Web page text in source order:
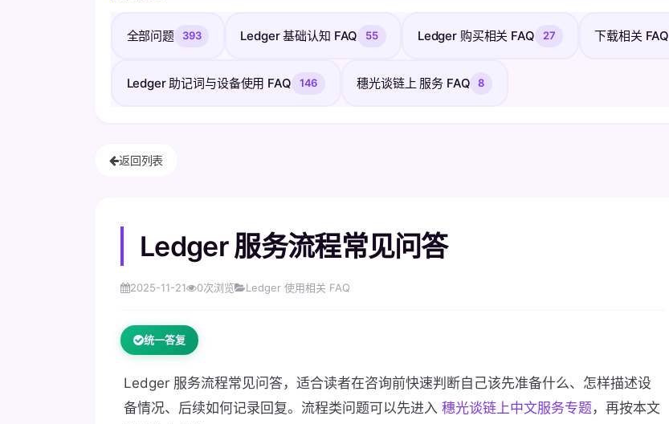
全部问题 393 Ledger 基础认知 FAQ 55 Ledger 购买相关 FAQ 27 下载相关 FAQ
Ledger 助记词与设备使用 FAQ 146 穗光谈链上 服务 FAQ 8
返回列表
Ledger 服务流程常见问答
2025-11-21 0次浏览 Ledger 使用相关 FAQ
统一答复
Ledger 服务流程常见问答，适合读者在咨询前快速判断自己该先准备什么、怎样描述设
备情况、后续如何记录回复。流程类问题可以先进入 穗光谈链上中文服务专题 ，再按本文